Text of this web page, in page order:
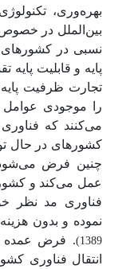
بهره‌وری،
بین‌الملل در
نسبی در
پایه و قابلیت
تجارت ظرفیت پایه
را موجودی
می‌کنند که
کشورهای در حال
چنین فرض می‌شود
عمل می‌کند و
فناوری مد نظر
نموده و بدون
1389) . فرض عمده
انتقال فناوری